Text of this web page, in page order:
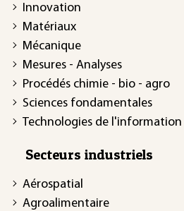
Innovation
Matériaux
Mécanique
Mesures - Analyses
Procédés chimie - bio - agro
Sciences fondamentales
Technologies de l'information
Secteurs industriels
Aérospatial
Agroalimentaire